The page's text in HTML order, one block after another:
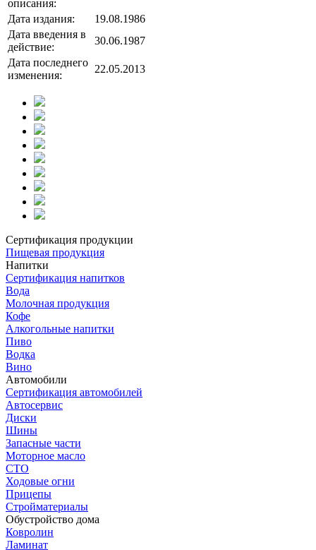
описания:
Дата издания:
19.08.1986
Дата введения в
действие:
30.06.1987
Дата последнего
изменения:
22.05.2013
Сертификация продукции
Пищевая продукция
Напитки
Сертификация напитков
Вода
Молочная продукция
Кофе
Алкогольные напитки
Пиво
Водка
Вино
Автомобили
Сертификация автомобилей
Автосервис
Диски
Шины
Запасные части
Моторное масло
СТО
Ходовые огни
Прицепы
Стройматериалы
Обустройство дома
Ковролин
Ламинат